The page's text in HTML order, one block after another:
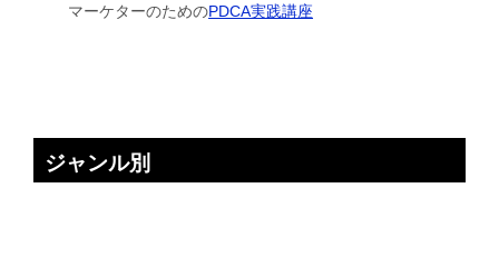
マーケターのためのPDCA実践講座
ジャンル別